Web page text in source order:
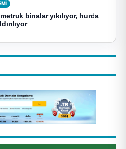
binalar yıkılıyor, hurda